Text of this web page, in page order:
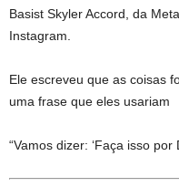
Basist Skyler Accord, da
Instagram.
Ele escreveu que as coisas
uma frase que eles usariam
“Vamos dizer: ‘Faça isso por